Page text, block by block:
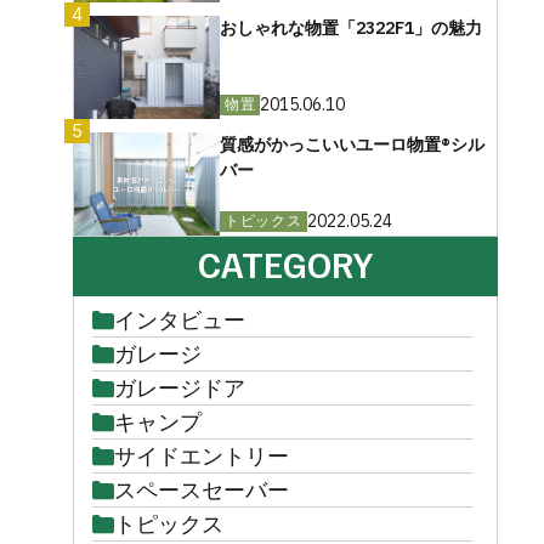
4
おしゃれな物置「2322F1」の魅力
物置 2015.06.10
5
質感がかっこいいユーロ物置®︎シル
バー
トピックス 2022.05.24
CATEGORY
インタビュー
ガレージ
ガレージドア
キャンプ
サイドエントリー
スペースセーバー
トピックス